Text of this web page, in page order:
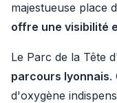
majestueuse place
offre une visibilité
Le Parc de la Tête
parcours lyonnais.
d'oxygène